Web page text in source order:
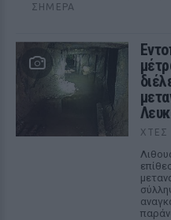
ΣΉΜΕΡΑ
ΧΤΕΣ